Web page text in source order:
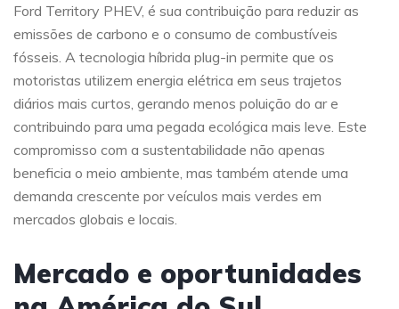
Ford Territory PHEV, é sua contribuição para reduzir as
emissões de carbono e o consumo de combustíveis
fósseis. A tecnologia híbrida plug-in permite que os
motoristas utilizem energia elétrica em seus trajetos
diários mais curtos, gerando menos poluição do ar e
contribuindo para uma pegada ecológica mais leve. Este
compromisso com a sustentabilidade não apenas
beneficia o meio ambiente, mas também atende uma
demanda crescente por veículos mais verdes em
mercados globais e locais.
Mercado e oportunidades